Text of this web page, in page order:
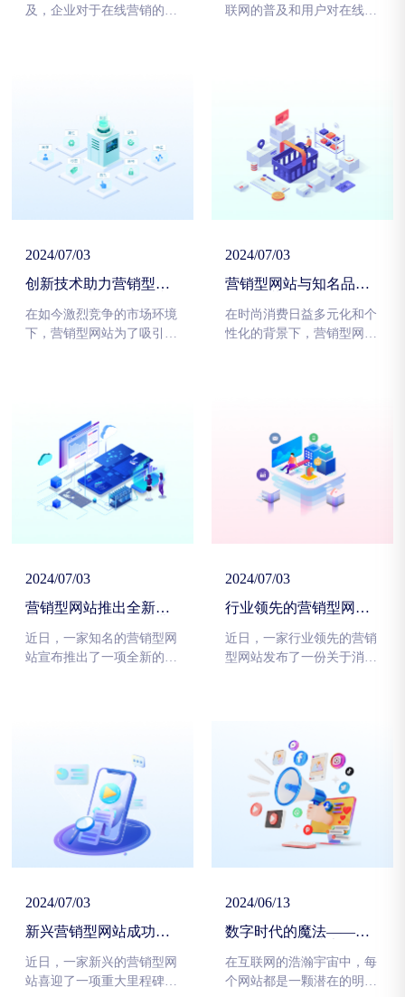
及，企业对于在线营销的重
点。精心打造营销型网站已
经被证明是一个有效的途
径，因为一个优秀的营销型
网站不仅可以吸引用户的注
意，还能够引导用户行为，
最终实现商业目标。
联网的普及和用户对在线信
网站作为强大的营销工具，
吸引用户关注，提升用户转
化率，从而实现商业目标。
那么，如何利用网站打造有
效的营销策略呢？让我们一
起来探讨。
2024/07/03
创新技术助力营销型网
个性化推荐
在如今激烈竞争的市场环境
下，营销型网站为了吸引更
销型网站通过引入人工智
能、大数据分析等技术手
段，成功实现了用户信息准
确定位和个性化商品推荐，
进一步提高了用户满意度和
购买转化率。
2024/07/03
营销型网站与知名品牌
商品
在时尚消费日益多元化和个
性化的背景下，营销型网站
注和热议。这次合作不仅让
消费者感受到了不同寻常的
购物体验，也为品牌和网站
带来了新的商业机遇。
2024/07/03
营销型网站推出全新优
者涌入
近日，一家知名的营销型网
站宣布推出了一项全新的优
抱有期待，并纷纷分享给亲
朋好友，使得活动的影响力
2024/07/03
行业领先的营销型网站
示消费者偏好趋势
近日，一家行业领先的营销
型网站发布了一份关于消费
的偏好和趋势，为行业内企
业提供了宝贵的市场参考和
指导。
2024/07/03
新兴营销型网站成功突
近日，一家新兴的营销型网
站喜迎了一项重大里程碑
2024/06/13
数字时代的魔法——揭
在互联网的浩瀚宇宙中，每
个网站都是一颗潜在的明